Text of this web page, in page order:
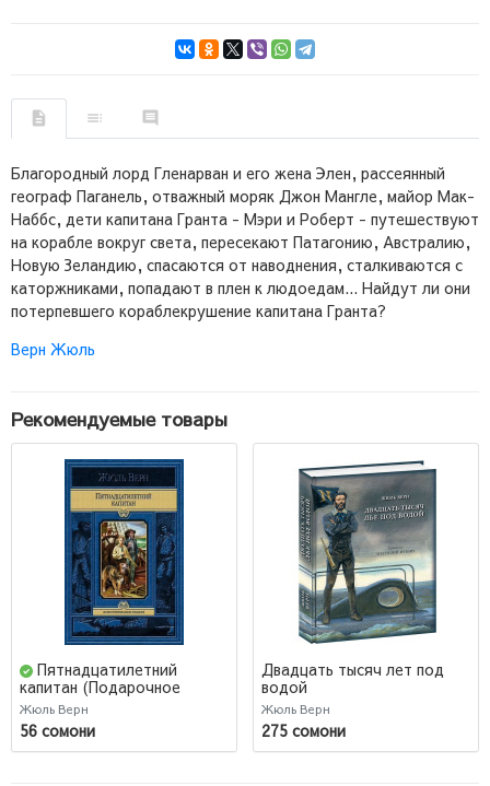
Благородный лорд Гленарван и его жена Элен, рассеянный
географ Паганель, отважный моряк Джон Мангле, майор Мак-
Наббс, дети капитана Гранта - Мэри и Роберт - путешествуют
на корабле вокруг света, пересекают Патагонию, Австралию,
Новую Зеландию, спасаются от наводнения, сталкиваются с
каторжниками, попадают в плен к людоедам... Найдут ли они
потерпевшего кораблекрушение капитана Гранта?
Верн Жюль
Рекомендуемые товары
Пятнадцатилетний
капитан (Подарочное
издание)
Жюль Верн
56 сомони
Двадцать тысяч лет под
водой
Жюль Верн
275 сомони